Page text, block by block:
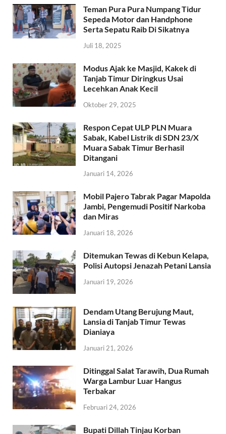
Teman Pura Pura Numpang Tidur
Sepeda Motor dan Handphone
Serta Sepatu Raib Di Sikatnya
Juli 18, 2025
Modus Ajak ke Masjid, Kakek di
Tanjab Timur Diringkus Usai
Lecehkan Anak Kecil
Oktober 29, 2025
Respon Cepat ULP PLN Muara
Sabak, Kabel Listrik di SDN 23/X
Muara Sabak Timur Berhasil
Ditangani
Januari 14, 2026
Mobil Pajero Tabrak Pagar Mapolda
Jambi, Pengemudi Positif Narkoba
dan Miras
Januari 18, 2026
Ditemukan Tewas di Kebun Kelapa,
Polisi Autopsi Jenazah Petani Lansia
Januari 19, 2026
Dendam Utang Berujung Maut,
Lansia di Tanjab Timur Tewas
Dianiaya
Januari 21, 2026
Ditinggal Salat Tarawih, Dua Rumah
Warga Lambur Luar Hangus
Terbakar
Februari 24, 2026
Bupati Dillah Tinjau Korban